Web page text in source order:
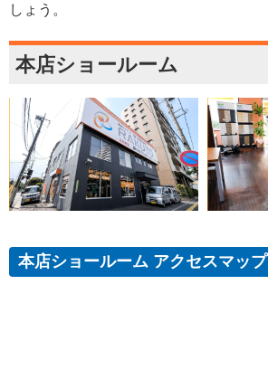
しょう。
本店ショールーム
本店ショールーム アクセスマップ